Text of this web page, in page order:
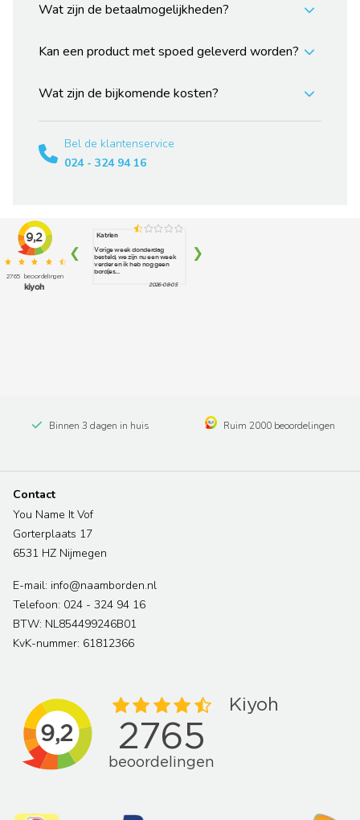
Wat zijn de betaalmogelijkheden?
Kan een product met spoed geleverd worden?
Wat zijn de bijkomende kosten?
Bel de klantenservice
024 - 324 94 16
Binnen 3 dagen in huis Ruim 2000 beoordelingen
Contact
You Name It Vof
Gorterplaats 17
6531 HZ Nijmegen
E-mail: info@naamborden.nl
Telefoon: 024 - 324 94 16
BTW: NL854499246B01
KvK-nummer: 61812366